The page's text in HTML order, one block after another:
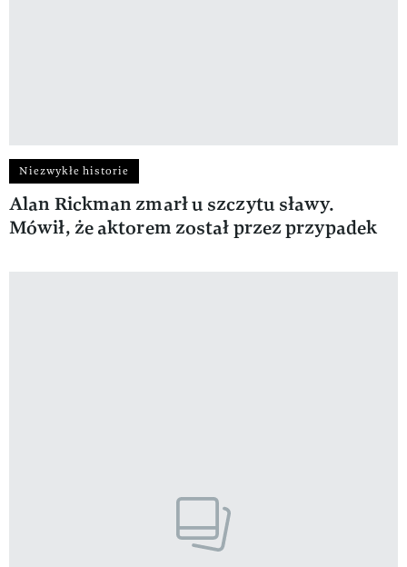
Niezwykłe historie
Alan Rickman zmarł u szczytu sławy.
Mówił, że aktorem został przez przypadek